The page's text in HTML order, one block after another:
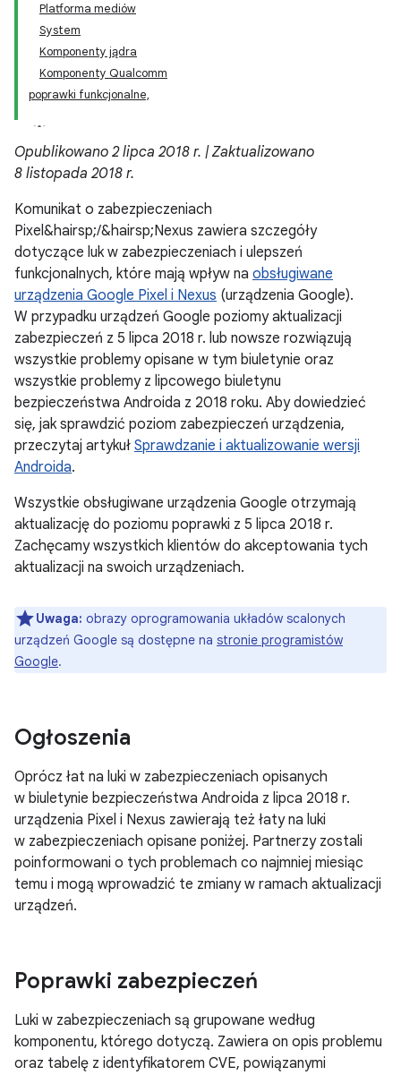
Platforma mediów
System
Komponenty jądra
Komponenty Qualcomm
poprawki funkcjonalne,
Opublikowano 2 lipca 2018 r. | Zaktualizowano
8 listopada 2018 r.
Komunikat o zabezpieczeniach
Pixel&hairsp;/&hairsp;Nexus zawiera szczegóły
dotyczące luk w zabezpieczeniach i ulepszeń
funkcjonalnych, które mają wpływ na obsługiwane
urządzenia Google Pixel i Nexus (urządzenia Google).
W przypadku urządzeń Google poziomy aktualizacji
zabezpieczeń z 5 lipca 2018 r. lub nowsze rozwiązują
wszystkie problemy opisane w tym biuletynie oraz
wszystkie problemy z lipcowego biuletynu
bezpieczeństwa Androida z 2018 roku. Aby dowiedzieć
się, jak sprawdzić poziom zabezpieczeń urządzenia,
przeczytaj artykuł Sprawdzanie i aktualizowanie wersji
Androida.
Wszystkie obsługiwane urządzenia Google otrzymają
aktualizację do poziomu poprawki z 5 lipca 2018 r.
Zachęcamy wszystkich klientów do akceptowania tych
aktualizacji na swoich urządzeniach.
Uwaga: obrazy oprogramowania układów scalonych
urządzeń Google są dostępne na stronie programistów
Google.
Ogłoszenia
Oprócz łat na luki w zabezpieczeniach opisanych
w biuletynie bezpieczeństwa Androida z lipca 2018 r.
urządzenia Pixel i Nexus zawierają też łaty na luki
w zabezpieczeniach opisane poniżej. Partnerzy zostali
poinformowani o tych problemach co najmniej miesiąc
temu i mogą wprowadzić te zmiany w ramach aktualizacji
urządzeń.
Poprawki zabezpieczeń
Luki w zabezpieczeniach są grupowane według
komponentu, którego dotyczą. Zawiera on opis problemu
oraz tabelę z identyfikatorem CVE, powiązanymi